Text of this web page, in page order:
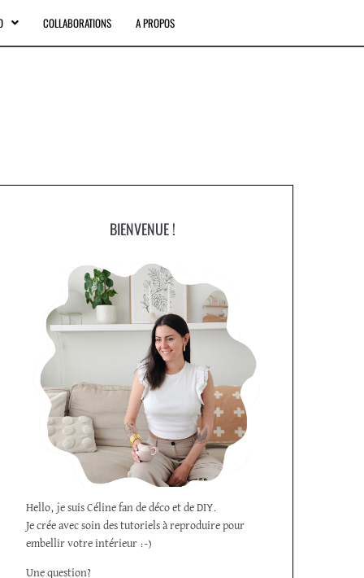
COLLABORATIONS A PROPOS
BIENVENUE !
Hello, je suis Céline fan de déco et de DIY.
Je crée avec soin des tutoriels à reproduire pour
embellir votre intérieur :-)
Une question?